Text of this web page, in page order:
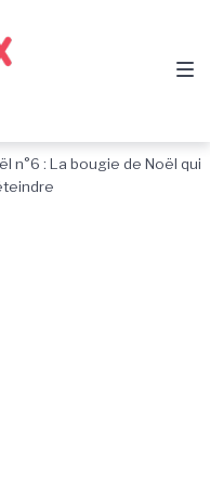
n°6 : La bougie de Noël qui